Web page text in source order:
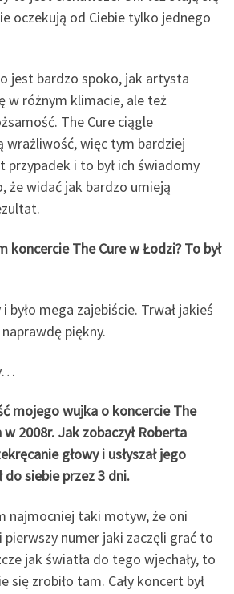
oczekują od Ciebie tylko jednego
jest bardzo spoko, jak artysta
w różnym klimacie, ale też
The Cure ciągle
wrażliwość, więc tym bardziej
przypadek i to był ich świadomy
że widać jak bardzo umieją
koncercie The Cure w Łodzi? To był
było mega zajebiście. Trwał jakieś
piękny.
mojego wujka o koncercie The
2008r. Jak zobaczył Roberta
głowy i usłyszał jego
siebie przez 3 dni.
najmocniej taki motyw, że oni
pierwszy numer jaki zaczęli grać to
jak światła do tego wjechały, to
się zrobiło tam. Cały koncert był